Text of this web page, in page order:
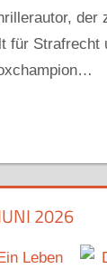
der
für Strafrecht
2026